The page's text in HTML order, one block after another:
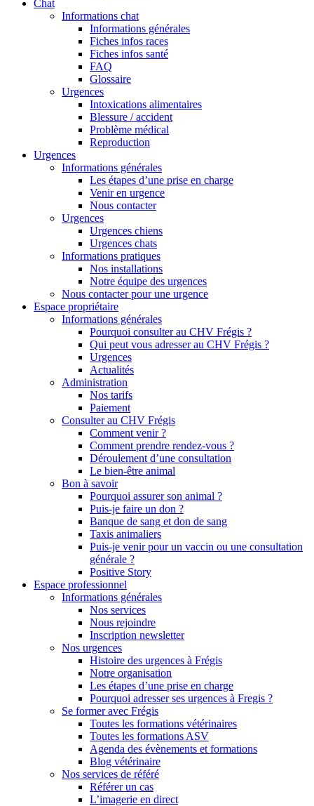
Chat
Informations chat
Informations générales
Fiches infos races
Fiches infos santé
FAQ
Glossaire
Urgences
Intoxications alimentaires
Blessure / accident
Problème médical
Reproduction
Urgences
Informations générales
Les étapes d’une prise en charge
Venir en urgence
Nous contacter
Urgences
Urgences chiens
Urgences chats
Informations pratiques
Nos installations
Notre équipe des urgences
Nous contacter pour une urgence
Espace propriétaire
Informations générales
Pourquoi consulter au CHV Frégis ?
Qui peut vous adresser au CHV Frégis ?
Urgences
Actualités
Administration
Nos tarifs
Paiement
Consulter au CHV Frégis
Comment venir ?
Comment prendre rendez-vous ?
Déroulement d’une consultation
Le bien-être animal
Bon à savoir
Pourquoi assurer son animal ?
Puis-je faire un don ?
Banque de sang et don de sang
Taxis animaliers
Puis-je venir pour un vaccin ou une consultation
générale ?
Positive Story
Espace professionnel
Informations générales
Nos services
Nous rejoindre
Inscription newsletter
Nos urgences
Histoire des urgences à Frégis
Notre organisation
Les étapes d’une prise en charge
Pourquoi adresser ses urgences à Fregis ?
Se former avec Frégis
Toutes les formations vétérinaires
Toutes les formations ASV
Agenda des évènements et formations
Blog vétérinaire
Nos services de référé
Référer un cas
L’imagerie en direct